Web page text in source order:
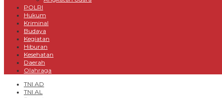
POLRI
Hukum
Kriminal
Budaya
Kegiatan
Hiburan
Kesehatan
Daerah
Olahraga
TNI AD
TNI AL